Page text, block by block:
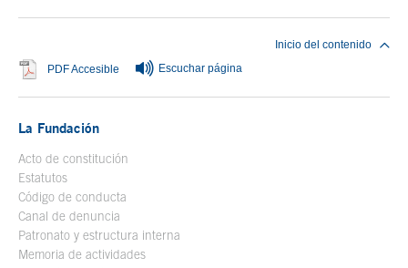
PDF Accesible Se abre en ventana nueva
Escuchar página
Inicio del contenido
La Fundación
Acto de constitución
Estatutos
Código de conducta
Canal de denuncia
Patronato y estructura interna
Memoria de actividades